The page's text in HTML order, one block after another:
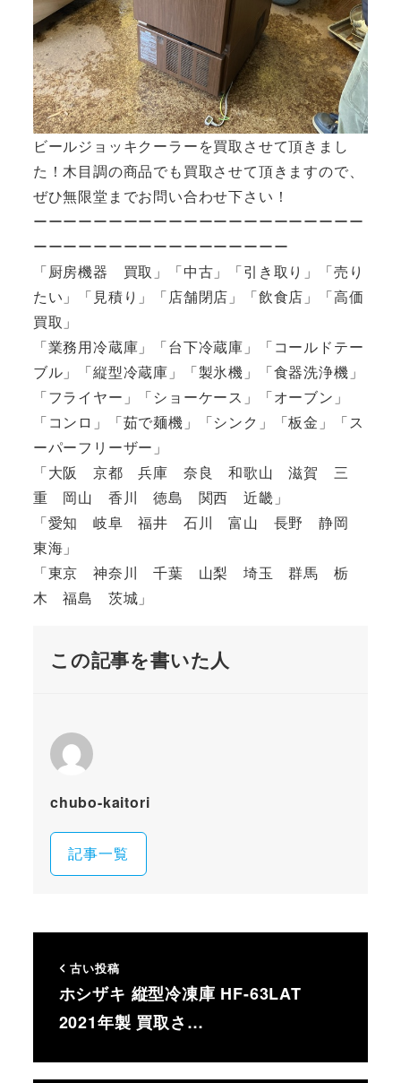
ビールジョッキクーラーを買取させて頂きまし
た！木目調の商品でも買取させて頂きますので、
ぜひ無限堂までお問い合わせ下さい！
ーーーーーーーーーーーーーーーーーーーーーー
ーーーーーーーーーーーーーーーーー
「厨房機器 買取」「中古」「引き取り」「売り
たい」「見積り」「店舗閉店」「飲食店」「高価
買取」
「業務用冷蔵庫」「台下冷蔵庫」「コールドテー
ブル」「縦型冷蔵庫」「製氷機」「食器洗浄機」
「フライヤー」「ショーケース」「オーブン」
「コンロ」「茹で麺機」「シンク」「板金」「ス
ーパーフリーザー」
「大阪 京都 兵庫 奈良 和歌山 滋賀 三
重 岡山 香川 徳島 関西 近畿」
「愛知 岐阜 福井 石川 富山 長野 静岡
東海」
「東京 神奈川 千葉 山梨 埼玉 群馬 栃
木 福島 茨城」
この記事を書いた人
chubo-kaitori
記事一覧
古い投稿
ホシザキ 縦型冷凍庫 HF-63LAT
2021年製 買取さ…